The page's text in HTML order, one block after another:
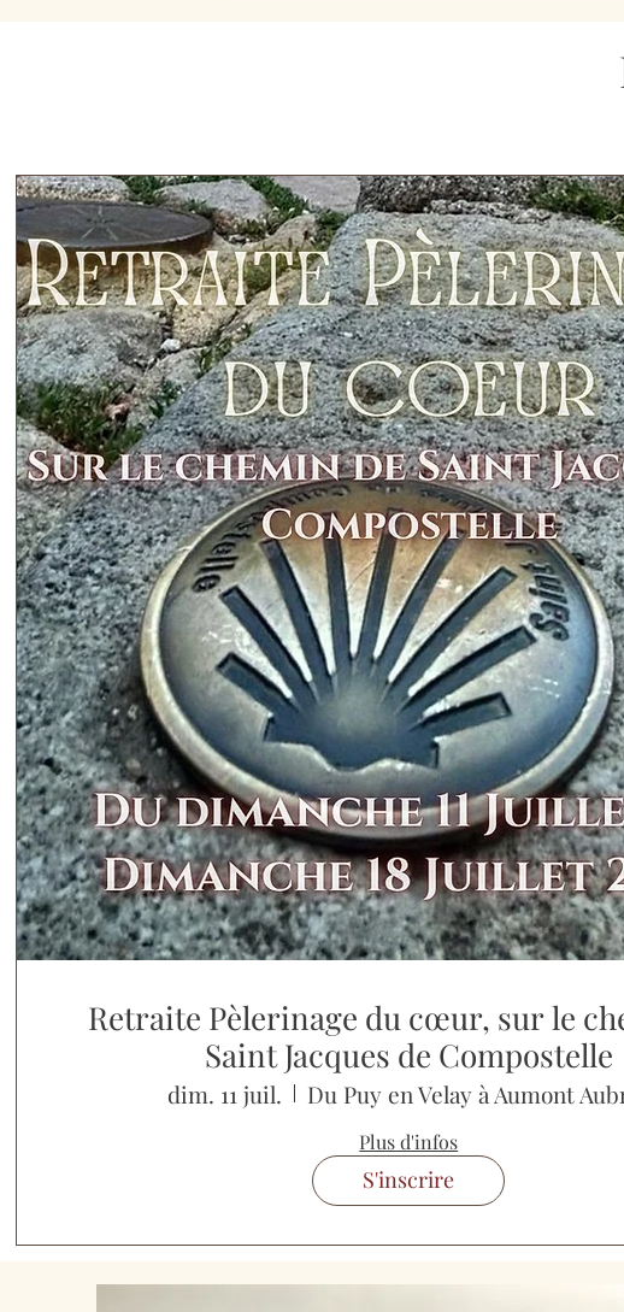
Retraite Pèlerinage du cœur, sur le
Saint Jacques de Compostelle
dim. 11 juil. Du Puy en Velay à Aumont
Plus d'infos
S'inscrire